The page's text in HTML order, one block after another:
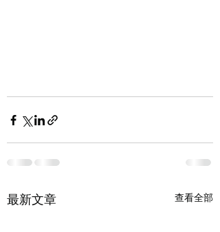
最新文章 查看全部